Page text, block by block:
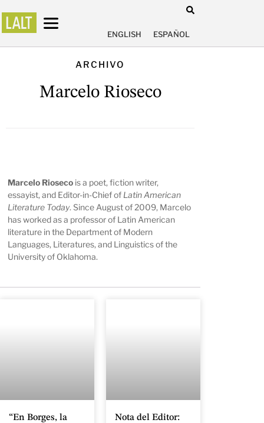
ENGLISH ESPAÑOL
ARCHIVO
Marcelo Rioseco
Marcelo Rioseco is a poet, fiction writer,
essayist, and Editor-in-Chief of Latin American
Literature Today. Since August of 2009, Marcelo
has worked as a professor of Latin American
literature in the Department of Modern
Languages, Literatures, and Linguistics of the
University of Oklahoma.
“En Borges, la
Nota del Editor: